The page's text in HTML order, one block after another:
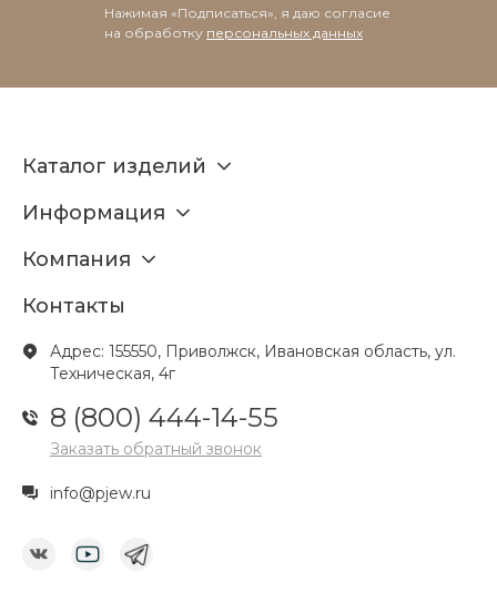
Нажимая «Подписаться», я даю согласие
на обработку персональных данных
Каталог изделий
Информация
Компания
Контакты
Адрес: 155550, Приволжск, Ивановская область, ул.
Техническая, 4г
8 (800) 444-14-55
Заказать обратный звонок
info@pjew.ru